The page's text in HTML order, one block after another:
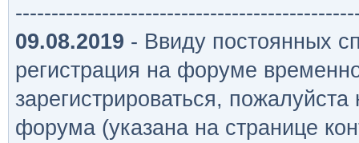
09.08.2019 - Ввиду постоянных
регистрация на форуме
зарегистрироваться,
форума (указана на странице